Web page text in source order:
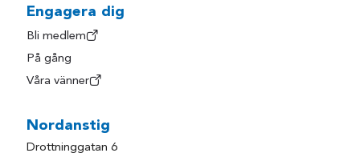
Engagera dig
Bli medlem
På gång
Våra vänner
Nordanstig
Drottninggatan 6